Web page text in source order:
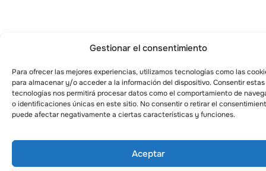
Gestionar el consentimiento
Para ofrecer las mejores experiencias, utilizamos tecnologías como las
para almacenar y/o acceder a la información del dispositivo. Consentir estas
tecnologías nos permitirá procesar datos como el comportamiento de
o identificaciones únicas en este sitio. No consentir o retirar el
puede afectar negativamente a ciertas características y funciones.
Aceptar